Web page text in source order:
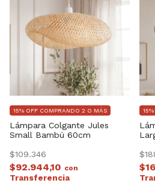
Lámpara Colgante Jules
Small Bambú 60cm
$109.346
15% OFF COMPRANDO 2 O MÁS
$92.944,10 con